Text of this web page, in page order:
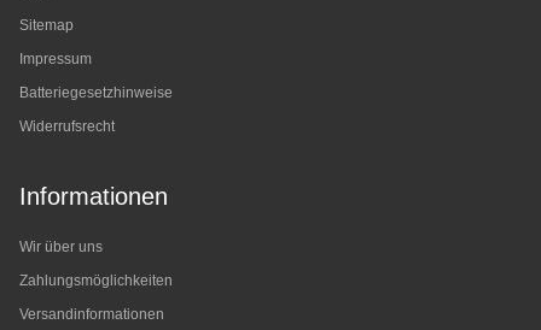
Sitemap
Impressum
Batteriegesetzhinweise
Widerrufsrecht
Informationen
Wir über uns
Zahlungsmöglichkeiten
Versandinformationen